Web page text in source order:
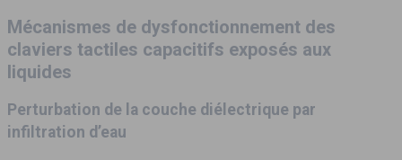
Mécanismes de dysfonctionnement des
claviers tactiles capacitifs exposés aux
liquides
Perturbation de la couche diélectrique par
infiltration d’eau